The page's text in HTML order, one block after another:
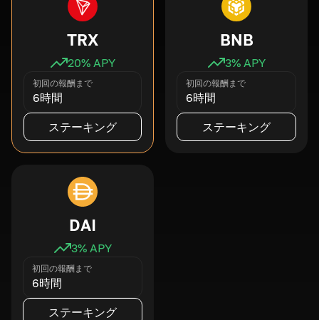
TRX
20% APY
初回の報酬まで
6時間
ステーキング
BNB
3% APY
初回の報酬まで
6時間
ステーキング
DAI
3% APY
初回の報酬まで
6時間
ステーキング